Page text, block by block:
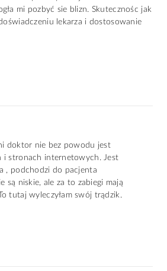
mi pozbyć sie blizn. Skutecznośc jak
lekarza i dostosowanie
doktor nie bez powodu jest
i stronach internetowych. Jest
, podchodzi do pacjenta
są niskie, ale za to zabiegi mają
tutaj wyleczyłam swój trądzik.